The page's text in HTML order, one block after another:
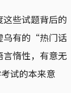
些试题背后的
乌有的“热门话
惰性，有意无
试的本来意